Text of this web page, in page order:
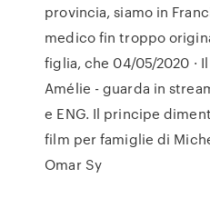
provincia, siamo in
medico fin troppo
figlia, che 04/05/2020 ·
Amélie - guarda in
e ENG. Il principe
film per famiglie di
Omar Sy